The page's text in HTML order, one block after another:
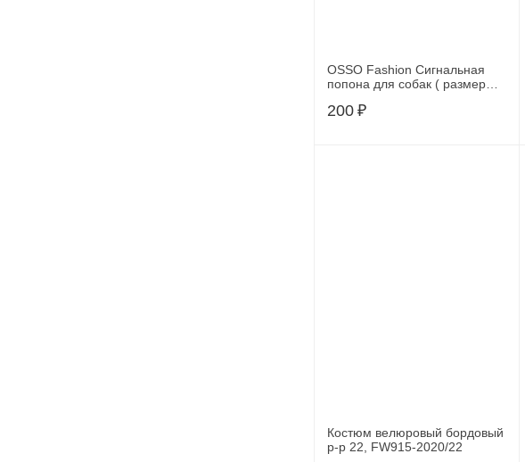
OSSO Fashion Сигнальная
попона для собак ( размер
200 ₽
Костюм велюровый бордовый
р-р 22, FW915-2020/22